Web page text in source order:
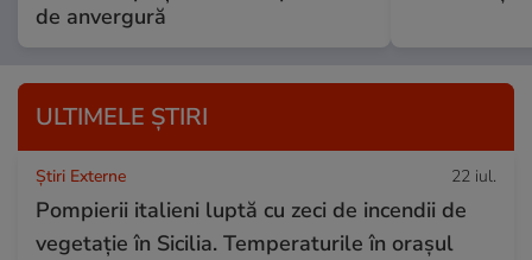
de anvergură
ULTIMELE ȘTIRI
Știri Externe 22 iul.
Pompierii italieni luptă cu zeci de incendii de
vegetație în Sicilia. Temperaturile în orașul